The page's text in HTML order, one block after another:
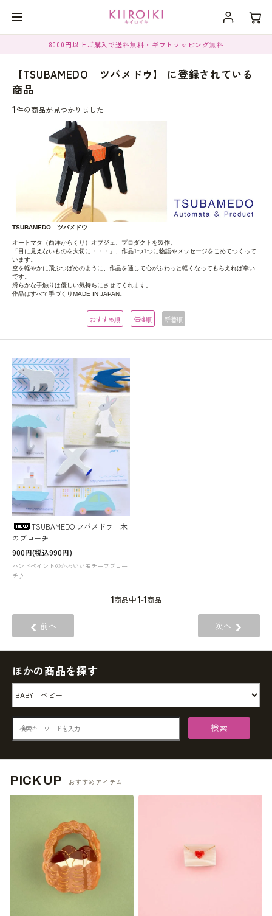
8000円以上ご購入で送料無料・ギフトラッピング無料
【TSUBAMEDO ツバメドウ】 に登録されている
商品
1件の商品が見つかりました
TSUBAMEDO ツバメドウ
オートマタ（西洋からくり）オブジェ、プロダクトを製作。
「目に見えないものを大切に・・・」、作品1つ1つに物語やメッセージをこめてつくって
います。
空を軽やかに飛ぶつばめのように、作品を通して心がふわっと軽くなってもらえれば幸い
です。
滑らかな手触りは優しい気持ちにさせてくれます。
作品はすべて手づくりMADE IN JAPAN。
おすすめ順 価格順 新着順
TSUBAMEDO ツバメドウ 木
のブローチ
900円(税込990円)
ハンドペイントのかわいいモチーフブロー
チ♪
1商品中1-1商品
前へ 次へ
ほかの商品を探す
検索
PICK UP おすすめアイテム